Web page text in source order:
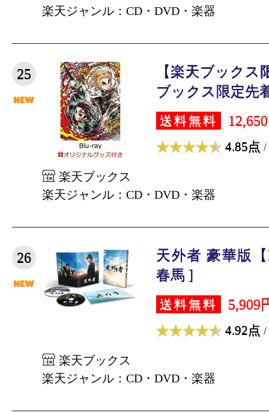
楽天ジャンル：CD・DVD・楽器
25
【楽天ブックス
ブックス限定先
送料無料
4.85点 /
楽天ブックス
楽天ジャンル：CD・DVD・楽器
26
天外者 豪華版
春馬 ]
送料無料 5,909
4.92点 /
楽天ブックス
楽天ジャンル：CD・DVD・楽器